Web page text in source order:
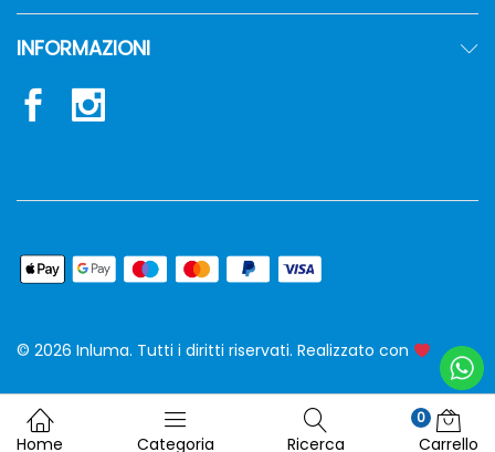
INFORMAZIONI
© 2026 Inluma. Tutti i diritti riservati. Realizzato con siw
Home Categoria Ricerca
0
Carrello